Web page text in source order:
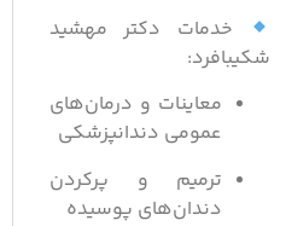
خدمات دکتر مهشید
شکیبافرد:
معاینات و درمان‌های
عمومی دندانپزشکی
ترمیم و پرکردن
دندان‌های پوسیده